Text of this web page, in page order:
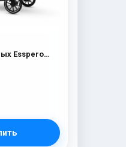
Esspero